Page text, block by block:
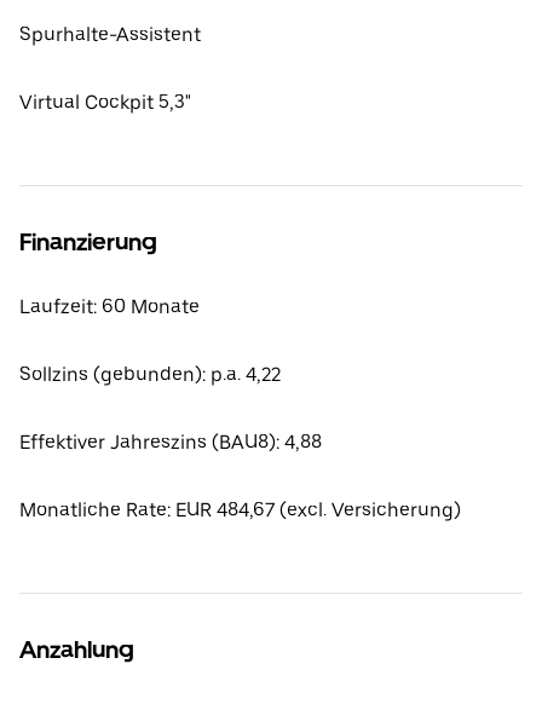
Spurhalte-Assistent
Virtual Cockpit 5,3"
Finanzierung
Laufzeit: 60 Monate
Sollzins (gebunden): p.a. 4,22
Effektiver Jahreszins (BAU8): 4,88
Monatliche Rate: EUR 484,67 (excl. Versicherung)
Anzahlung